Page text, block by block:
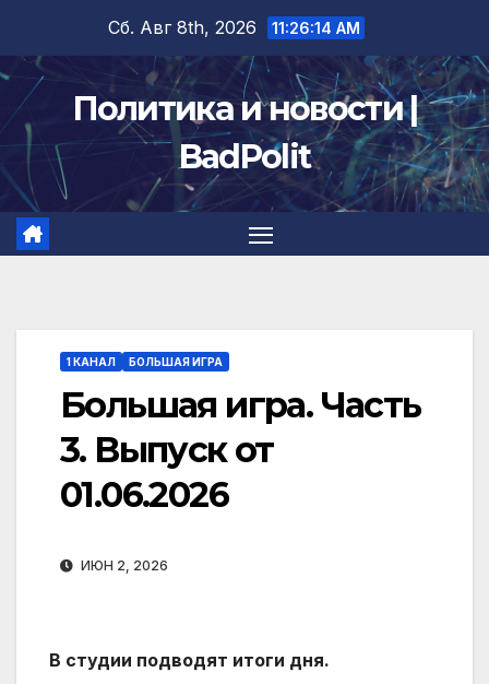
содержимому
Сб. Авг 8th, 2026 11:26:15 AM
Политика и новости |
BadPolit
1 КАНАЛ БОЛЬШАЯ ИГРА
Большая игра. Часть
3. Выпуск от
01.06.2026
ИЮН 2, 2026
В студии подводят итоги дня.